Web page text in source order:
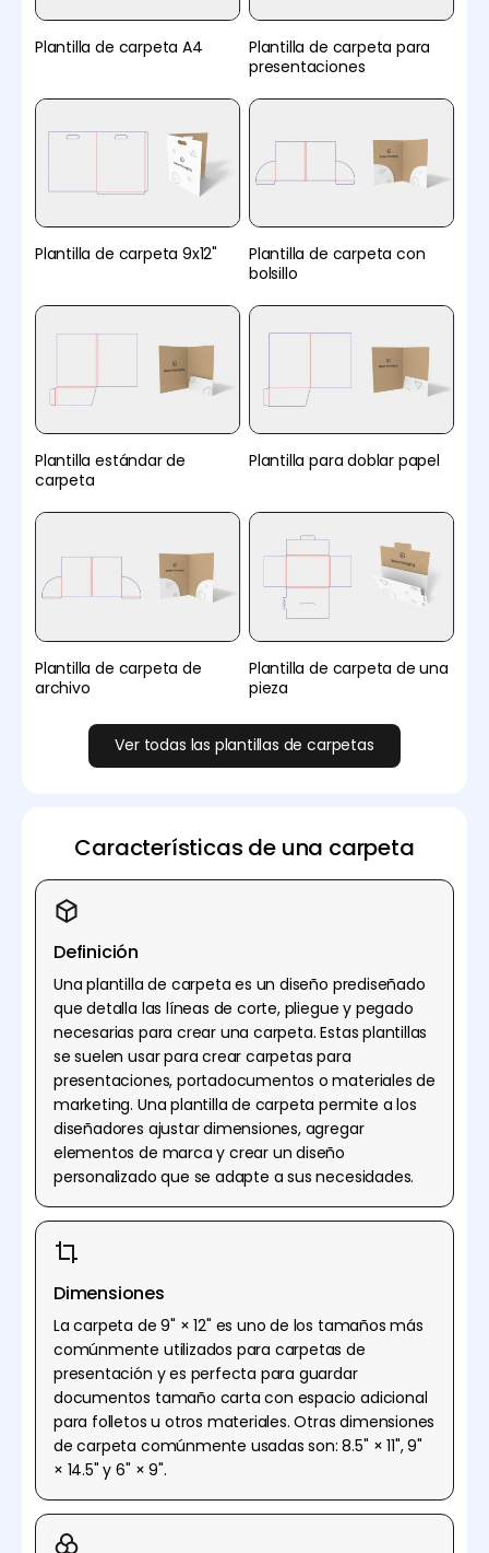
Plantilla de carpeta A4
Plantilla de carpeta para
presentaciones
Plantilla de carpeta 9x12"
Plantilla de carpeta con
bolsillo
Plantilla estándar de
carpeta
Plantilla para doblar papel
Plantilla de carpeta de
archivo
Plantilla de carpeta de una
pieza
Ver todas las plantillas de carpetas
Características de una carpeta
Definición
Una plantilla de carpeta es un diseño prediseñado
que detalla las líneas de corte, pliegue y pegado
necesarias para crear una carpeta. Estas plantillas
se suelen usar para crear carpetas para
presentaciones, portadocumentos o materiales de
marketing. Una plantilla de carpeta permite a los
diseñadores ajustar dimensiones, agregar
elementos de marca y crear un diseño
personalizado que se adapte a sus necesidades.
Dimensiones
La carpeta de 9" × 12" es uno de los tamaños más
comúnmente utilizados para carpetas de
presentación y es perfecta para guardar
documentos tamaño carta con espacio adicional
para folletos u otros materiales. Otras dimensiones
de carpeta comúnmente usadas son: 8.5" × 11", 9"
× 14.5" y 6" × 9".